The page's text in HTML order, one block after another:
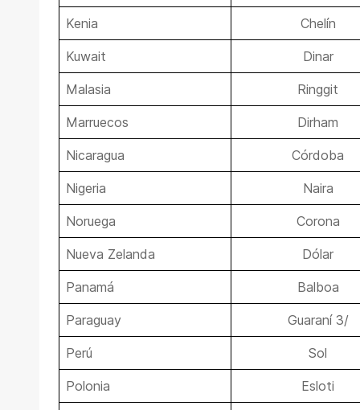
Kenia Chelín
Kuwait Dinar
Malasia Ringgit
Marruecos Dirham
Nicaragua Córdoba
Nigeria Naira
Noruega Corona
Nueva Zelanda Dólar
Panamá Balboa
Paraguay Guaraní 3/
Perú Sol
Polonia Esloti